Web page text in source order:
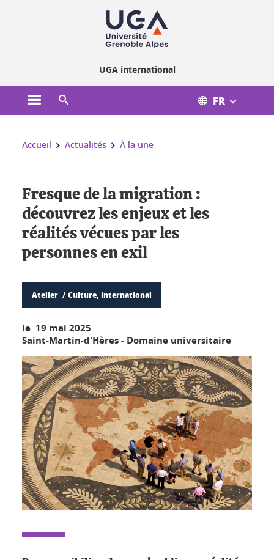
UGA international
Ouvrir le menu principal FR
Vous êtes ici :
Accueil Actualités À la une
Fresque de la migration :
découvrez les enjeux et les
réalités vécues par les
personnes en exil
Atelier Culture, International
le 19 mai 2025
Saint-Martin-d'Hères - Domaine universitaire